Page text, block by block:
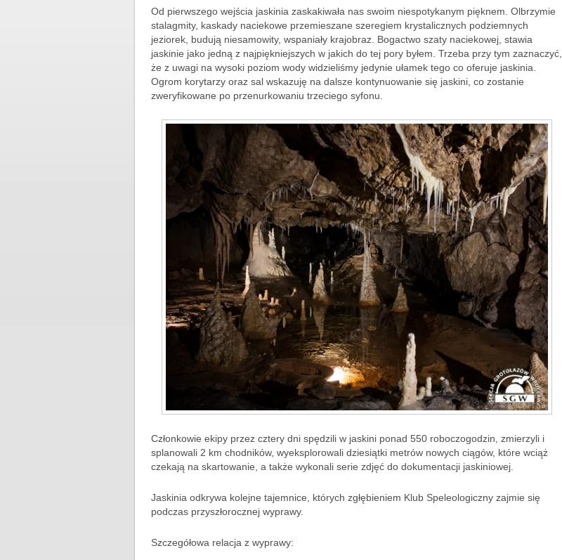
Od pierwszego wejścia jaskinia zaskakiwała nas swoim niespotykanym pięknem. Olbrzymie
stalagmity, kaskady naciekowe przemieszane szeregiem krystalicznych podziemnych
jeziorek, budują niesamowity, wspaniały krajobraz. Bogactwo szaty naciekowej, stawia
jaskinie jako jedną z najpiękniejszych w jakich do tej pory byłem. Trzeba przy tym zaznaczyć,
że z uwagi na wysoki poziom wody widzieliśmy jedynie ułamek tego co oferuje jaskinia.
Ogrom korytarzy oraz sal wskazuję na dalsze kontynuowanie się jaskini, co zostanie
zweryfikowane po przenurkowaniu trzeciego syfonu.
Członkowie ekipy przez cztery dni spędzili w jaskini ponad 550 roboczogodzin, zmierzyli i
splanowali 2 km chodników, wyeksplorowali dziesiątki metrów nowych ciągów, które wciąż
czekają na skartowanie, a także wykonali serie zdjęć do dokumentacji jaskiniowej.
Jaskinia odkrywa kolejne tajemnice, których zgłębieniem Klub Speleologiczny zajmie się
podczas przyszłorocznej wyprawy.
Szczegółowa relacja z wyprawy: